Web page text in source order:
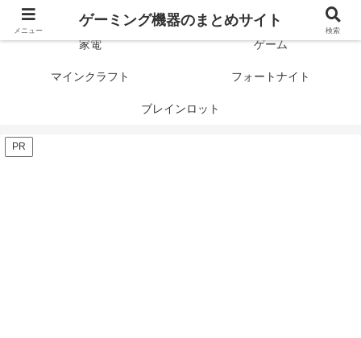
ゲーミング製品の口コミや評判と比較を紹介します！
家電 ゲーム
マインクラフト フォートナイト
ブレインロット
PR
メニュー
ゲーミング機器のまとめサイト
検索